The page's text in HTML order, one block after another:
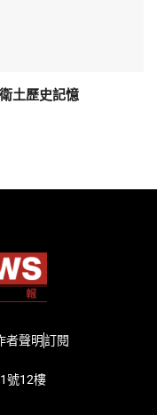
土歷史記憶
者聲明訂閱
號12樓